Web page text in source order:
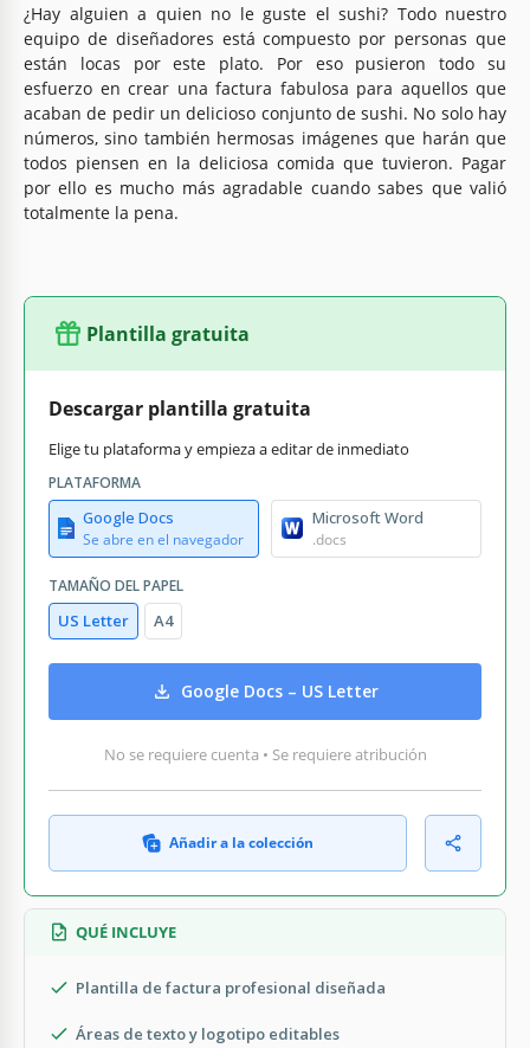
¿Hay alguien a quien no le guste el sushi? Todo nuestro
equipo de diseñadores está compuesto por personas que
están locas por este plato. Por eso pusieron todo su
esfuerzo en crear una factura fabulosa para aquellos que
acaban de pedir un delicioso conjunto de sushi. No solo hay
números, sino también hermosas imágenes que harán que
todos piensen en la deliciosa comida que tuvieron. Pagar
por ello es mucho más agradable cuando sabes que valió
totalmente la pena.
Plantilla gratuita
Descargar plantilla gratuita
Elige tu plataforma y empieza a editar de inmediato
PLATAFORMA
Google Docs
Se abre en el navegador
Microsoft Word
.docs
TAMAÑO DEL PAPEL
US Letter A4
Google Docs – US Letter
No se requiere cuenta • Se requiere atribución
Añadir a la colección
QUÉ INCLUYE
Plantilla de factura profesional diseñada
Áreas de texto y logotipo editables